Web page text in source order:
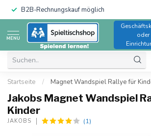
B2B-Rechnungskauf möglich
MENU
oder
Startseite / Magnet Wandspiel Rallye für
Jakobs Magnet Wandspiel
Kinder
JAKOBS (1)